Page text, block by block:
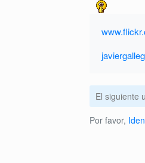
El siguiente
Por favor,